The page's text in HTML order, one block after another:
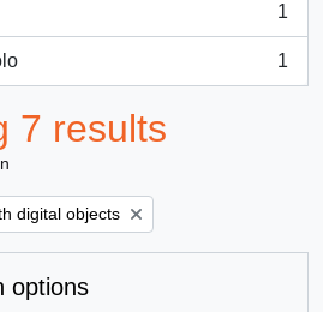
1
1
7 results
filter:
digital objects
options